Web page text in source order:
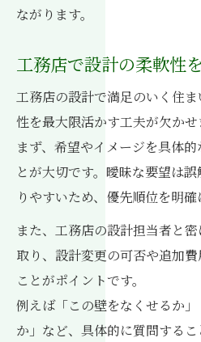
間取り制約と工務店
設計士の提案力で理
工務店設計と標準仕
納得できる工務店設計を
工務店との打ち合わ
設計料や見積もりの
建築家・設計士と連
ながります。
工務店で設計の柔軟性
工務店の設計で満足のいく住
性を最大限活かす工夫が欠かせ
まず、希望やイメージを具体
とが大切です。曖昧な要望は
りやすいため、優先順位を明確
また、工務店の設計担当者と
取り、設計変更の可否や追加
ことがポイントです。
例えば「この壁をなくせるか
か」など、具体的に質問する